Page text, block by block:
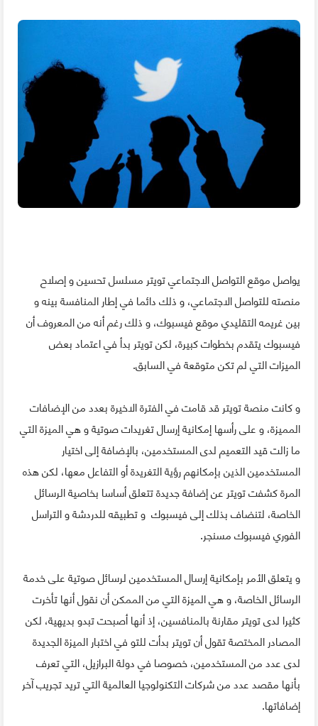
يواصل موقع التواصل الاجتماعي تويتر مسلسل تحسين و إصلاح
منصته للتواصل الاجتماعي، و ذلك دائما في إطار المنافسة بينه و
بين غريمه التقليدي موقع فيسبوك، و ذلك رغم أنه من المعروف أن
فيسبوك يتقدم بخطوات كبيرة، لكن تويتر بدأ في اعتماد بعض
الميزات التي لم تكن متوقعة في السابق.
و كانت منصة تويتر قد قامت في الفترة الاخيرة بعدد من الإضافات
المميزة، و على رأسها إمكانية إرسال تغريدات صوتية و هي الميزة التي
ما زالت قيد التعميم لدى المستخدمين، بالإضافة إلى اختيار
المستخدمين الذين بإمكانهم رؤية التغريدة أو التفاعل معها، لكن هذه
المرة كشفت تويتر عن إضافة جديدة تتعلق أساسا بخاصية الرسائل
الخاصة، لتنضاف بذلك إلى فيسبوك و تطبيقه للدردشة و التراسل
الفوري فيسبوك مسنجر.
و يتعلق الأمر بإمكانية إرسال المستخدمين لرسائل صوتية على خدمة
الرسائل الخاصة، و هي الميزة التي من الممكن أن نقول أنها تأخرت
كثيرا لدى تويتر مقارنة بالمنافسين، إذ أنها أصبحت تبدو بديهية، لكن
المصادر المختصة تقول أن تويتر بدأت للتو في اختبار الميزة الجديدة
لدى عدد من المستخدمين، خصوصا في دولة البرازيل، التي تعرف
بأنها مقصد عدد من شركات التكنولوجيا العالمية التي تريد تجريب آخر
إضافاتها.